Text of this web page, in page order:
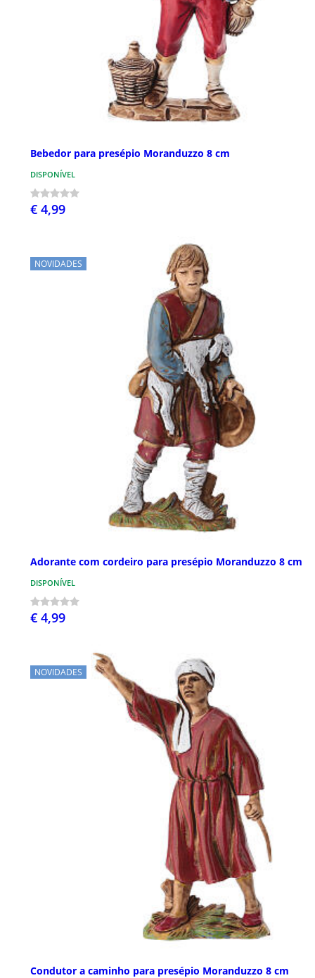
Bebedor para presépio Moranduzzo 8 cm
DISPONÍVEL
€ 4,99
NOVIDADES
Adorante com cordeiro para presépio Moranduzzo 8 cm
DISPONÍVEL
€ 4,99
NOVIDADES
Condutor a caminho para presépio Moranduzzo 8 cm